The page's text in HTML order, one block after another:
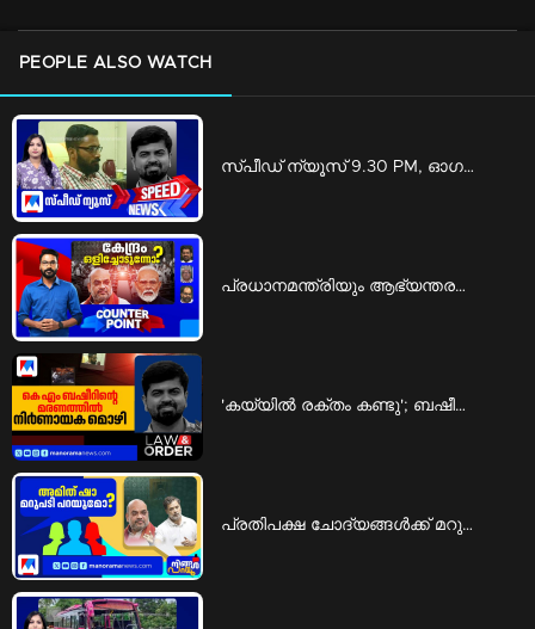
PEOPLE ALSO WATCH
സ്പീഡ് ന്യൂസ് 9.30 PM, ഓഗസ്റ്റ് 06, 2026 | Speed News
പ്രധാനമന്ത്രിയും ആഭ്യന്തരമന്ത്രിയും എവിടെ?; ചോദ്യങ്ങള്‍ക്ക് മറുപടിയില്ലേ? | Counter Point
'കയ്യില്‍ രക്തം കണ്ടു'; ബഷീര്‍ കൊലപാതകക്കേസില്‍ ശ്രീറാം വെങ്കിട്ടരാമനെ കുടുക്കി നിര്‍ണായക മൊഴി | Law and Order
പ്രതിപക്ഷ ചോദ്യങ്ങള്‍ക്ക് മറുപടിയില്ലേ?; കേന്ദ്ര ആഭ്യന്തരമന്ത്രി ഒളിച്ചോടുന്നോ? | Ningal Parayu